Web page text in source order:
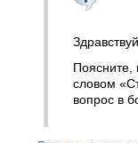
Поясните,
словом
вопрос в